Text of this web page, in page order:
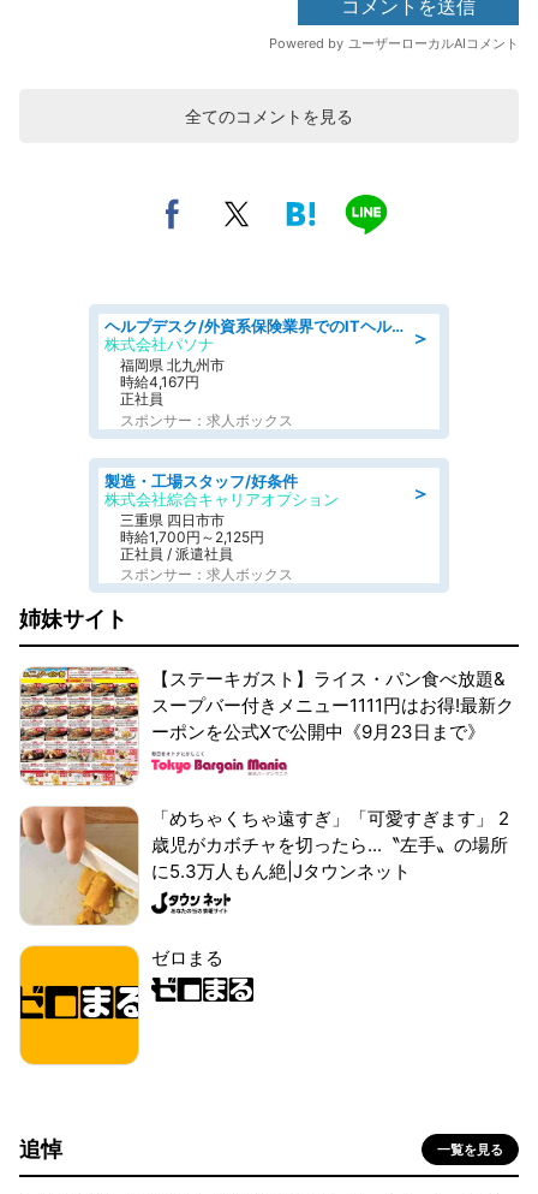
全てのコメントを見る
＞
ヘルプデスク/外資系保険業界でのITヘルプデスク業務/駅近/即日勤務可/ヘルプデスク
株式会社パソナ
福岡県 北九州市
時給4,167円
正社員
スポンサー：求人ボックス
＞
製造・工場スタッフ/好条件
株式会社綜合キャリアオプション
三重県 四日市市
時給1,700円～2,125円
正社員 / 派遣社員
スポンサー：求人ボックス
姉妹サイト
【ステーキガスト】ライス・パン食べ放題&
スープバー付きメニュー1111円はお得!最新ク
ーポンを公式Xで公開中《9月23日まで》
「めちゃくちゃ遠すぎ」「可愛すぎます」 2
歳児がカボチャを切ったら...〝左手〟の場所
に5.3万人もん絶|Jタウンネット
ゼロまる
追悼 一覧を見る